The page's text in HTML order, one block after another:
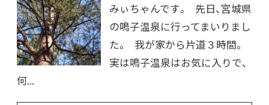
みぃちゃんです。 先日、宮城県
の鳴子温泉に行ってまいりまし
た。 我が家から片道３時間。
実は鳴子温泉はお気に入りで、
何...